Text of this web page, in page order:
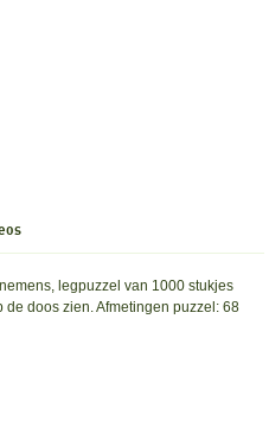
legpuzzel van 1000 stukjes
doos zien. Afmetingen puzzel: 68